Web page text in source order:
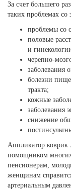
За счет большего
таких проблемах со
проблемы со
половые
и
черепно-
заболевания
болезни
тракта;
кожные
заболевания
снижение
Аппликатор
помощником
пенсионерам,
женщинам
артериальным